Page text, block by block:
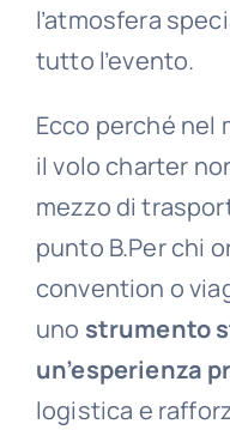
l’atmosfera
tutto l’evento.
Ecco perché nel
il volo charter
mezzo di
punto B.Per chi
convention o
uno strumento
un’esperienza
logistica e